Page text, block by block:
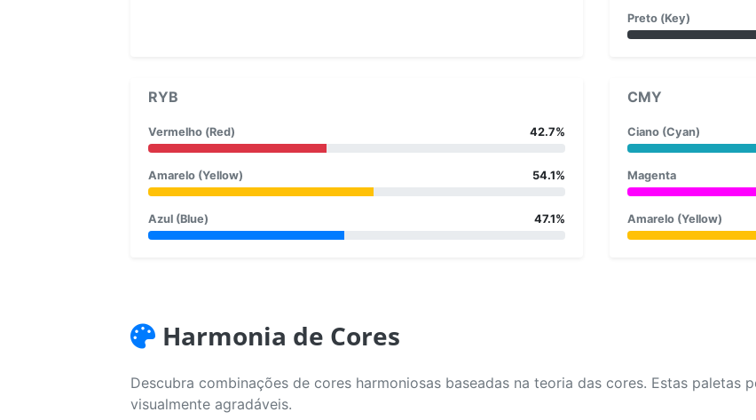
Preto (Key)
RYB
Vermelho (Red) 42.7%
Amarelo (Yellow) 54.1%
Azul (Blue) 47.1%
CMY
Ciano (Cyan)
Magenta
Amarelo (Yellow)
Harmonia de Cores
Descubra combinações de cores harmoniosas baseadas na teoria das cores. Estas paletas
visualmente agradáveis.